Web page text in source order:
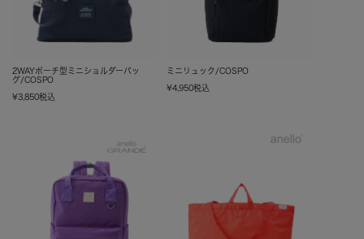
2WAYポーチ型ミニショルダーバッ
グ/COSPO
¥3,850税込
ミニリュック/COSPO
¥4,950税込